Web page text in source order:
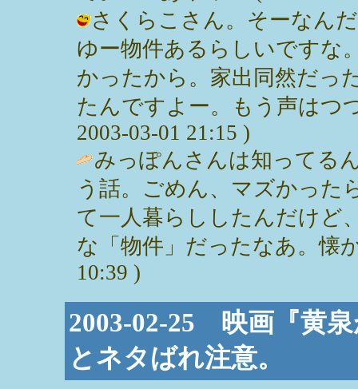
さくらこさん。そーなん
ゆー物件あるらしいですな
かったから。家出同然だっ
たんですよー。もう声はつ
2003-03-01 21:15 )
みっぽんさんは知ってる
う話。ごめん、マズかった
て一人暮らししたんだけど
な「物件」だったなあ。懐
10:39 )
2003-02-25 映画『黄
とネタばれ注意。